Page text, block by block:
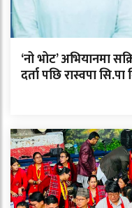
‘नो भोट’ अभियानमा
दर्ता पछि रास्वपा सि.पा